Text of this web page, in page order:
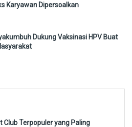
Karyawan Dipersoalkan
Dukung Vaksinasi HPV Buat
Club Terpopuler yang Paling